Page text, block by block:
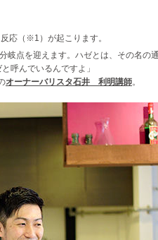
応（※1）が起こります。
岐点を迎えます。ハゼとは、その名の
呼んでいるんですよ」
オーナーバリスタ石井 利明講師。